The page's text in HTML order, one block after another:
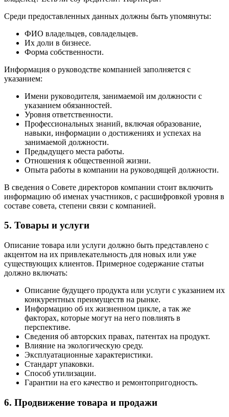
Среди предоставленных данных должны быть упомянуты:
ФИО владельцев, совладельцев.
Их доли в бизнесе.
Форма собственности.
Информация о руководстве компанией заполняется с
указанием:
Имени руководителя, занимаемой им должности с
указанием обязанностей.
Уровня ответственности.
Профессиональных знаний, включая образование,
навыки, информации о достижениях и успехах на
занимаемой должности.
Предыдущего места работы.
Отношения к общественной жизни.
Опыта работы в компании на руководящей должности.
В сведения о Совете директоров компании стоит включить
информацию об именах участников, с расшифровкой уровня в
составе совета, степени связи с компанией.
5. Товары и услуги
Описание товара или услуги должно быть представлено с
акцентом на их привлекательность для новых или уже
существующих клиентов. Примерное содержание статьи
должно включать:
Описание будущего продукта или услуги с указанием их
конкурентных преимуществ на рынке.
Информацию об их жизненном цикле, а так же
факторах, которые могут на него повлиять в
перспективе.
Сведения об авторских правах, патентах на продукт.
Влияние на экологическую среду.
Эксплуатационные характеристики.
Стандарт упаковки.
Способ утилизации.
Гарантии на его качество и ремонтопригодность.
6. Продвижение товара и продажи